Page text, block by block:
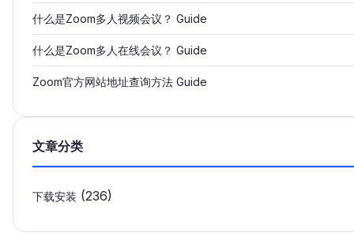
什么是Zoom多人视频会议？ Guide
什么是Zoom多人在线会议？ Guide
Zoom官方网站地址查询方法 Guide
文章分类
下载安装 (236)